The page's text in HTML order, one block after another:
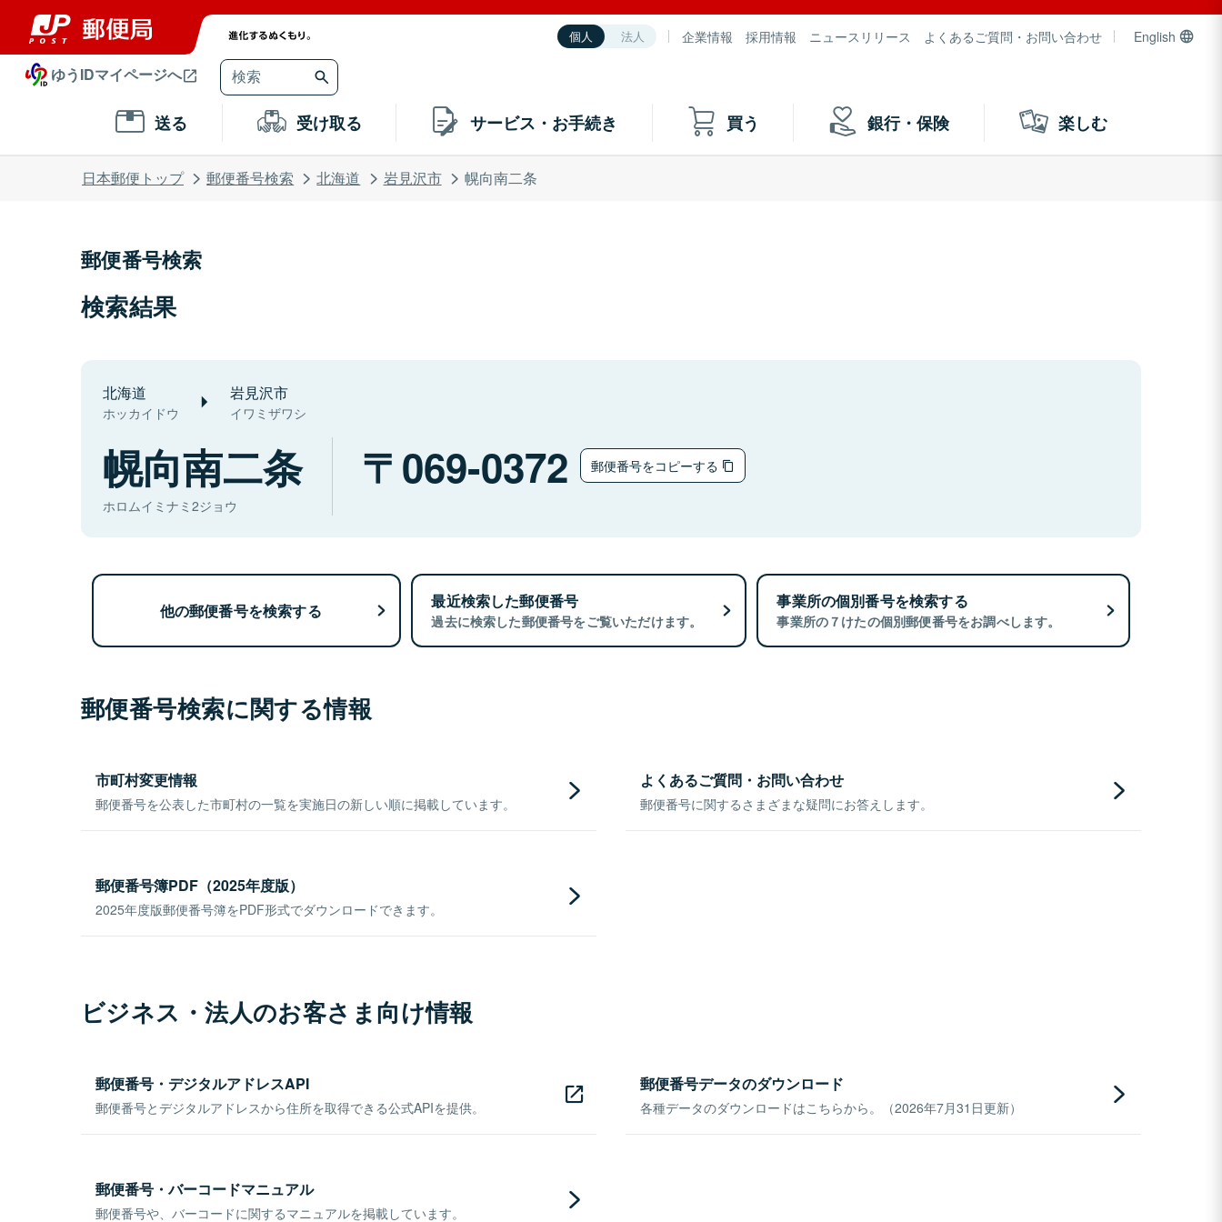
個人 法人 企業情報 採用情報 ニュースリリース よくあるご質問・お問い合わせ English
ゆうIDマイページへ
送る 受け取る サービス・お手続き 買う 銀行・保険 楽しむ
日本郵便トップ 郵便番号検索 北海道 岩見沢市 幌向南二条
郵便番号検索
検索結果
北海道
ホッカイドウ
岩見沢市
イワミザワシ
幌向南二条
ホロムイミナミ2ジョウ
069-0372 郵便番号をコピーする
他の郵便番号を検索する 最近検索した郵便番号
過去に検索した郵便番号をご覧いただけます。
事業所の個別番号を検索する
事業所の７けたの個別郵便番号をお調べします。
郵便番号検索に関する情報
市町村変更情報
郵便番号を公表した市町村の一覧を実施日の新しい順に掲載しています。
よくあるご質問・お問い合わせ
郵便番号に関するさまざまな疑問にお答えします。
郵便番号簿PDF（2025年度版）
2025年度版郵便番号簿をPDF形式でダウンロードできます。
ビジネス・法人のお客さま向け情報
郵便番号・デジタルアドレスAPI
郵便番号とデジタルアドレスから住所を取得できる公式APIを提供。
郵便番号データのダウンロード
各種データのダウンロードはこちらから。（2026年7月31日更新）
郵便番号・バーコードマニュアル
郵便番号や、バーコードに関するマニュアルを掲載しています。